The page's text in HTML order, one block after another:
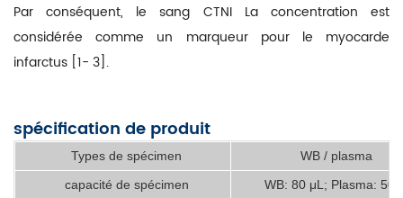
Par conséquent, le sang CTNI La concentration est
considérée comme un marqueur pour le myocarde
infarctus [1- 3].
spécification de produit
Types de spécimen
WB / plasma
capacité de spécimen
WB: 80 μL; Plasma: 50